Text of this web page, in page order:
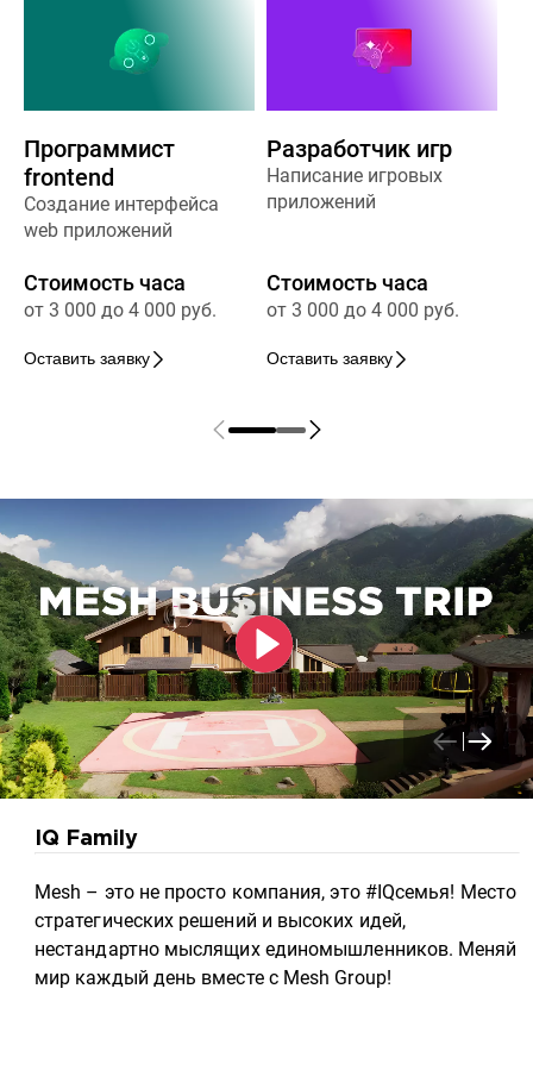
Программист
frontend
Создание интерфейса
web приложений
Стоимость часа
от 3 000 до 4 000 руб.
Оставить заявку
Разработчик игр
Написание игровых
приложений
Стоимость часа
от 3 000 до 4 000 руб.
Оставить заявку
IQ Family
Mesh – это не просто компания, это #IQсемья! Место
стратегических решений и высоких идей,
нестандартно мыслящих единомышленников. Меняй
мир каждый день вместе с Mesh Group!